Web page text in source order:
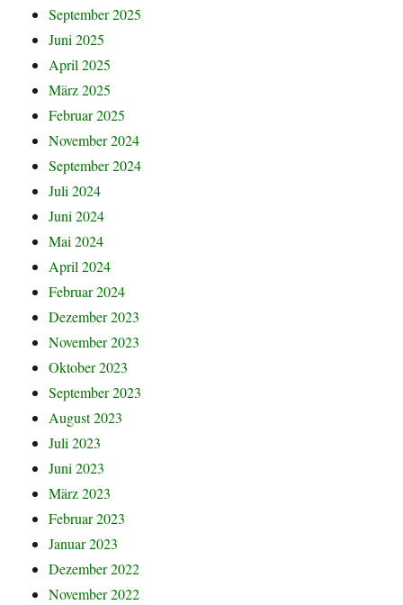
September 2025
Juni 2025
April 2025
März 2025
Februar 2025
November 2024
September 2024
Juli 2024
Juni 2024
Mai 2024
April 2024
Februar 2024
Dezember 2023
November 2023
Oktober 2023
September 2023
August 2023
Juli 2023
Juni 2023
März 2023
Februar 2023
Januar 2023
Dezember 2022
November 2022